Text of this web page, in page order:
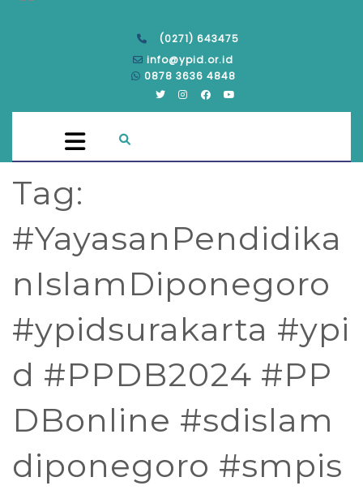
(0271) 643475
info@ypid.or.id
0878 3636 4848
Tag:
#YayasanPendidika
nIslamDiponegoro
#ypidsurakarta #ypi
d #PPDB2024 #PP
DBonline #sdislam
diponegoro #smpis